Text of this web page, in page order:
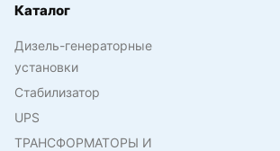
Каталог
Дизель-генераторные
установки
Стабилизатор
UPS
ТРАНСФОРМАТОРЫ И